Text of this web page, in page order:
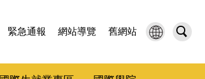
緊急通報 網站導覽 舊網站